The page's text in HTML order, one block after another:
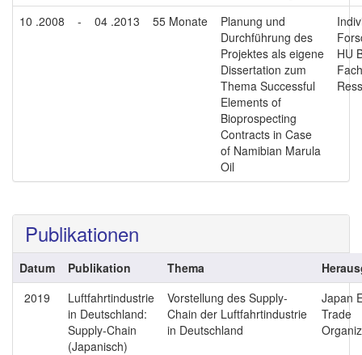
10 .2008 - 04 .2013 55 Monate
Planung und
Durchführung des
Projektes als eigene
Dissertation zum
Thema Successful
Elements of
Bioprospecting
Contracts in Case
of Namibian Marula
Oil
HU
Publikationen
Datum Publikation Thema
2019
Luftfahrtindustrie
in Deutschland:
Supply-Chain
(Japanisch)
Vorstellung des Supply-
Chain der Luftfahrtindustrie
in Deutschland
Japan
Trade